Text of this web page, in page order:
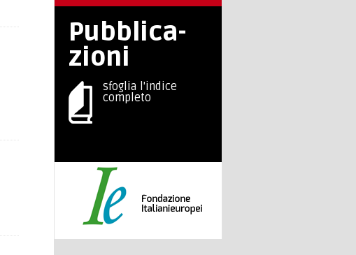
Pubblica-
zioni
sfoglia l'indice
completo